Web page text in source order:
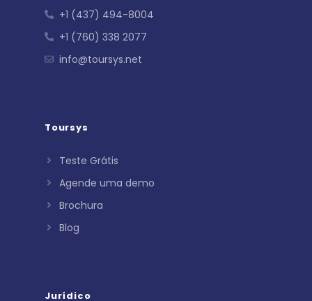
+1 (437) 494-8004
+1 (760) 338 2077
info@toursys.net
Toursys
Teste Grátis
Agende uma demo
Brochura
Blog
Jurídico